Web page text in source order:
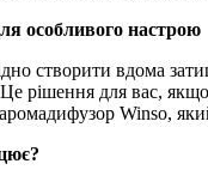
особливого настрою
створити вдома
рішення для вас,
Winso,